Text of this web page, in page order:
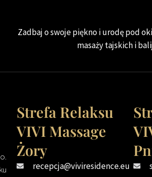
Zadbaj o swoje piękno i urodę pod
masaży tajskich i
Strefa Relaksu
VIVI Massage
Żory
recepcja@viviresidence.eu